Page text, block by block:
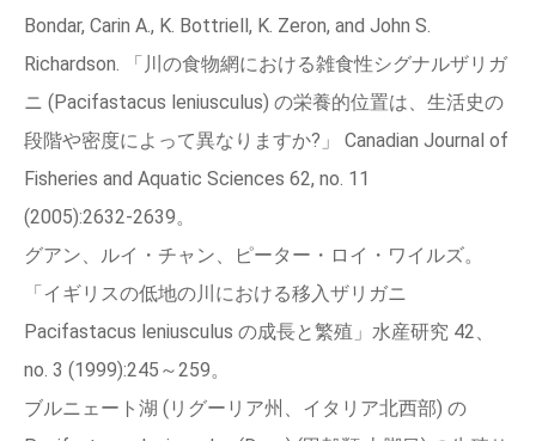
Bondar, Carin A., K. Bottriell, K. Zeron, and John S.
Richardson. 「川の食物網における雑食性シグナルザリガ
ニ (Pacifastacus leniusculus) の栄養的位置は、生活史の
段階や密度によって異なりますか?」 Canadian Journal of
Fisheries and Aquatic Sciences 62, no. 11
(2005):2632‑2639。
グアン、ルイ・チャン、ピーター・ロイ・ワイルズ。
「イギリスの低地の川における移入ザリガニ
Pacifastacus leniusculus の成長と繁殖」水産研究 42、
no. 3 (1999):245～259。
ブルニェート湖 (リグーリア州、イタリア北西部) の